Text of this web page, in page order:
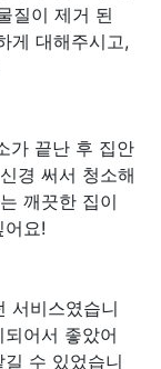
질이 제거 된
게 대해주시고,
가 끝난 후 집안
경 써서 청소해
깨끗한 집이
요!
서비스였습니
어서 좋았어
수 있었습니